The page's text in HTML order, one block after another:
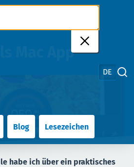
Blog Lesezeichen
DE
Mac App
habe ich über ein praktisches